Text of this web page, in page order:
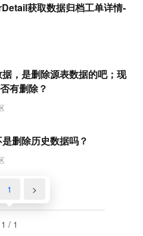
获取数据归档工单详情-
，是删除源表数据的吧；现
有删除？
删除历史数据吗？
1 >
1 / 1